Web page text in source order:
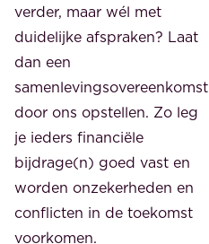
verder, maar wél met
duidelijke afspraken? Laat
dan een
samenlevingsovereenkomst
door ons opstellen. Zo leg
je ieders financiële
bijdrage(n) goed vast en
worden onzekerheden en
conflicten in de toekomst
voorkomen.